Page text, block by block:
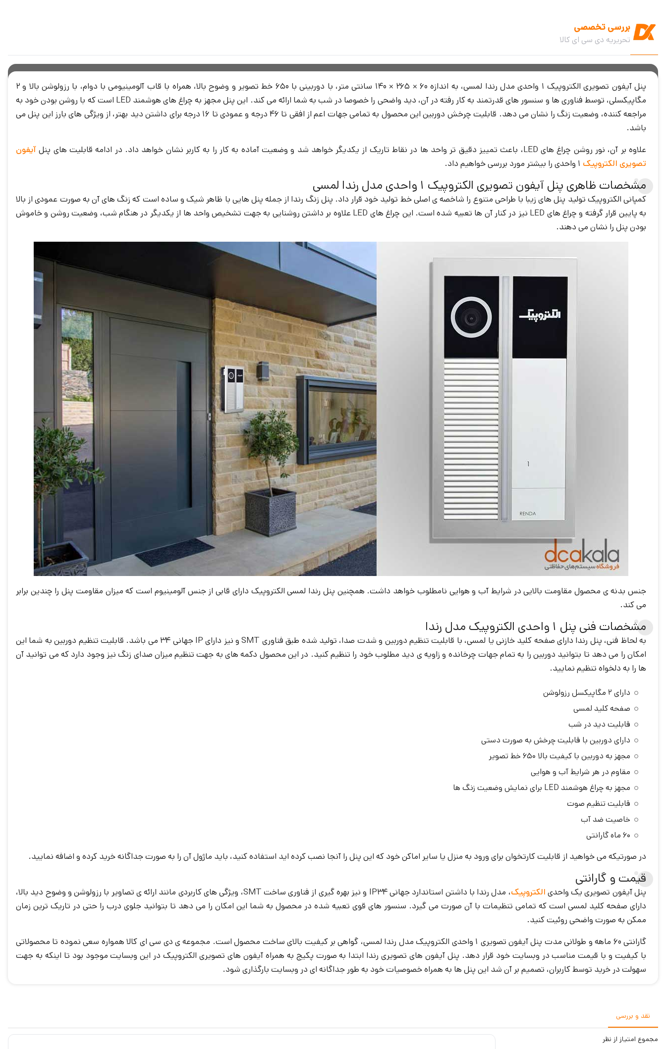
بررسی تخصصی
تحریریه دی سی ای کالا
پنل آیفون تصویری الکتروپیک 1 واحدی مدل رندا لمسی، به اندازه 60 × 265 × 140 سانتی متر، با دوربینی با 650 خط تصویر و وضوح بالا، همراه با قاب آلومینیومی با دوام، با رزولوشن بالا و 2
مگاپیکسلی، توسط فناوری ها و سنسور های قدرتمند به کار رفته در آن، دید واضحی را خصوصا در شب به شما ارائه می کند. این پنل مجهز به چراغ های هوشمند LED است که با روشن بودن خود به
مراجعه کننده، وضعیت زنگ را نشان می دهد. قابلیت چرخش دوربین این محصول به تمامی جهات اعم از افقی تا 46 درجه و عمودی تا 16 درجه برای داشتن دید بهتر، از ویژگی های بارز این پنل می
باشد.
علاوه بر آن، نور روشن چراغ های LED، باعث تمییز دقیق تر واحد ها در نقاط تاریک از یکدیگر خواهد شد و وضعیت آماده به کار را به کاربر نشان خواهد داد. در ادامه قابلیت های پنل
آیفون
تصویری الکتروپیک
مشخصات ظاهری پنل آیفون تصویری الکتروپیک 1 واحدی مدل رندا لمسی
کمپانی الکتروپیک تولید پنل های زیبا با طراحی متنوع را شاخصه ی اصلی خط تولید خود قرار داد. پنل زنگ رندا از جمله پنل هایی با ظاهر شیک و ساده است که زنگ های آن به صورت عمودی از بالا
به پایین قرار گرفته و چراغ های LED نیز در کنار آن ها تعبیه شده است. این چراغ های LED علاوه بر داشتن روشنایی به جهت تشخیص واحد ها از یکدیگر در هنگام شب، وضعیت روشن و خاموش
بودن پنل را نشان می دهند.
جنس بدنه ی محصول مقاومت بالایی در شرایط آب و هوایی نامطلوب خواهد داشت. همچنین پنل رندا لمسی الکتروپیک دارای قابی از جنس آلومینیوم است که میزان مقاومت پنل را چندین برابر
می کند.
مشخصات فنی پنل 1 واحدی الکتروپیک مدل رندا
به لحاظ فنی، پنل رندا دارای صفحه کلید خازنی یا لمسی، با قابلیت تنظیم دوربین و شدت صدا، تولید شده طبق فناوری SMT و نیز دارای IP جهانی 34 می باشد. قابلیت تنظیم دوربین به شما این
امکان را می دهد تا بتوانید دوربین را به تمام جهات چرخانده و زاویه ی دید مطلوب خود را تنظیم کنید. در این محصول دکمه های به جهت تنظیم میزان صدای زنگ نیز وجود دارد که می توانید آن
ها را به دلخواه تنظیم نمایید.
دارای 2 مگاپیکسل رزولوشن
صفحه کلید لمسی
قابلیت دید در شب
دارای دوربین با قابلیت چرخش به صورت دستی
مجهز به دوربین با کیفیت بالا 650 خط تصویر
مقاوم در هر شرایط آب و هوایی
مجهز به چراغ هوشمند LED برای نمایش وضعیت زنگ ها
قابلیت تنظیم صوت
خاصیت ضد آب
60 ماه گارانتی
در صورتیکه می خواهید از قابلیت کارتخوان برای ورود به منزل یا سایر اماکن خود که این پنل را آنجا نصب کرده اید استفاده کنید، باید ماژول آن را به صورت جداگانه خرید کرده و اضافه نمایید.
قیمت و گارانتی
پنل آیفون تصویری یک واحدی الکتروپیک
، مدل رندا با داشتن استاندارد جهانی IP34 و نیز بهره گیری از فناوری ساخت SMT، ویژگی های کاربردی مانند ارائه ی تصاویر با رزولوشن و وضوح دید بالا،
دارای صفحه کلید لمسی است که تمامی تنظیمات با آن صورت می گیرد. سنسور های قوی تعبیه شده در محصول به شما این امکان را می دهد تا بتوانید جلوی درب را حتی در تاریک ترین زمان
ممکن به صورت واضحی روئیت کنید.
گارانتی 60 ماهه و طولانی مدت پنل آیفون تصویری 1 واحدی الکتروپیک مدل رندا لمسی، گواهی بر کیفیت بالای ساخت محصول است. مجموعه ی دی سی ای کالا همواره سعی نموده تا محصولاتی
با کیفیت و با قیمت مناسب در وبسایت خود قرار دهد. پنل آیفون های تصویری رندا ابتدا به صورت پکیج به همراه آیفون های تصویری الکتروپیک در این وبسایت موجود بود تا اینکه به جهت
سهولت در خرید توسط کاربران، تصمیم بر آن شد این پنل ها به همراه خصوصیات خود به طور جداگانه ای در وبسایت بارگذاری شود.
نقد و بررسی
مجموع امتیاز از نظر